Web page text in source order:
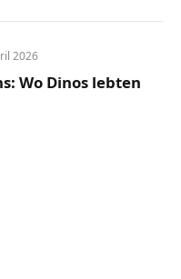
2026
Wo Dinos lebten